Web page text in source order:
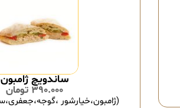
ساندویچ ژامبون
390.000 تومان
(ژامبون،خیارشور